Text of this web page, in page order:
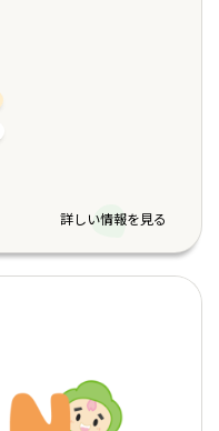
詳しい情報を見る